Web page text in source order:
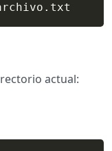
actual: